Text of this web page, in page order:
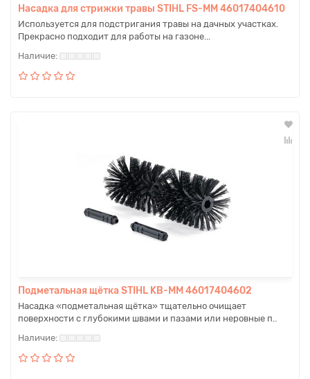
Насадка для стрижки травы STIHL FS-MM 46017404610
Используется для подстригания травы на дачных участках.
Прекрасно подходит для работы на газоне...
Подметальная щётка STIHL KB-MM 46017404602
Насадка «подметальная щётка» тщательно очищает
поверхности с глубокими швами и пазами или неровные п..